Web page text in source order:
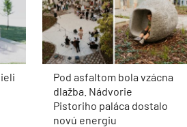
Pod asfaltom bola vzácna
dlažba. Nádvorie
Pistoriho paláca dostalo
novú energiu